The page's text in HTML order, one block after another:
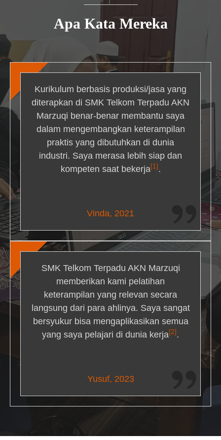
Apa Kata Mereka
Kurikulum berbasis produksi/jasa yang
diterapkan di SMK Telkom Terpadu AKN
Marzuqi benar-benar membantu saya
dalam mengembangkan keterampilan
praktis yang dibutuhkan di dunia
industri. Saya merasa lebih siap dan
kompeten saat bekerja[1] .
Vinda, 2021
SMK Telkom Terpadu AKN Marzuqi
memberikan kami pelatihan
keterampilan yang relevan secara
langsung dari para ahlinya. Saya sangat
bersyukur bisa mengaplikasikan semua
yang saya pelajari di dunia kerja[2] .
Yusuf, 2023